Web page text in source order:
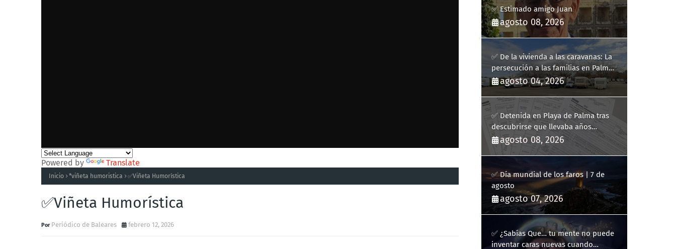
Powered by Translate
Inicio *viñeta humoristica ✅Viñeta Humorística
✅Viñeta Humorística
Periódico de Baleares febrero 12, 2026
✅ Estimado amigo Juan
agosto 08, 2026
✅ De la vivienda a las caravanas: La
persecución a las familias en Palma
y la complicidad de un fracaso
heredado
agosto 04, 2026
✅ Detenida en Playa de Palma tras
descubrirse que llevaba años
usando la identidad de otra persona
agosto 08, 2026
✅ Día mundial de los faros | 7 de
agosto
agosto 07, 2026
✅ ¿Sabías Que… tu mente no puede
inventar caras nuevas cuando